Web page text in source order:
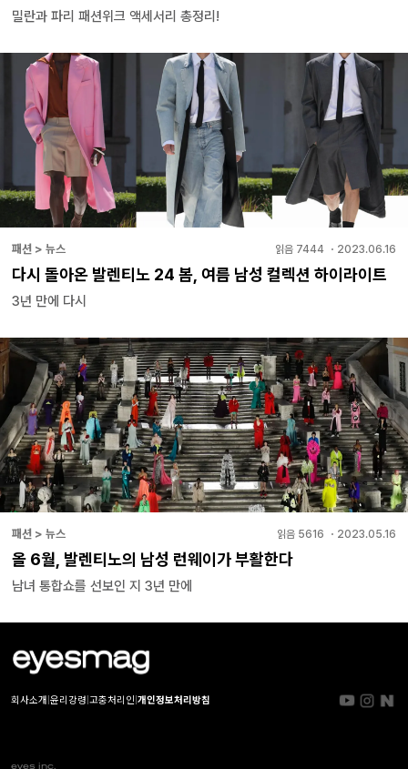
밀란과 파리 패션위크 액세서리 총정리!
패션 > 뉴스 읽음 7444 ・ 2023.06.16
다시 돌아온 발렌티노 24 봄, 여름 남성 컬렉션 하이라이트
3년 만에 다시
패션 > 뉴스 읽음 5616 ・ 2023.05.16
올 6월, 발렌티노의 남성 런웨이가 부활한다
남녀 통합쇼를 선보인 지 3년 만에
회사소개 윤리강령 고충처리인 개인정보처리방침
eyes inc.